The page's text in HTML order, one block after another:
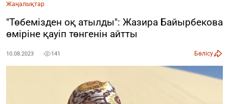
Жаңалықтар
"Төбемізден оқ атылды": Жазира Байырбекова
өміріне қауіп төнгенін айтты
10.08.2023 141 Бөлісу